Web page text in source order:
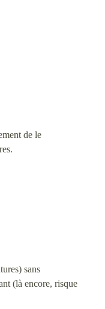
de le
sans
(là encore, risque